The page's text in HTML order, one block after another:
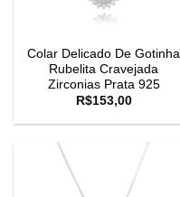
Colar Delicado De Gotinha
Rubelita Cravejada
Zirconias Prata 925
R$153,00